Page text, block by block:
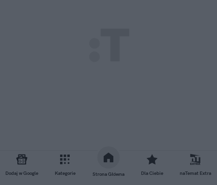
Dodaj w Google Kategorie Strona Główna Dla Ciebie naTemat Extra